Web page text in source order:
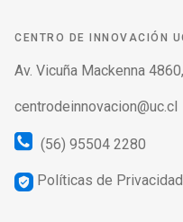
CENTRO DE INNOVACIÓN
Av. Vicuña Mackenna
centrodeinnovacion@uc.cl
(56) 95504 2280
verified_user Políticas de Privacidad